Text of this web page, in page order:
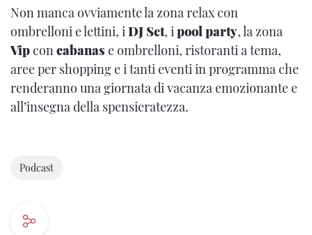
Non manca ovviamente la zona relax con
ombrelloni e lettini, iDJ Set, ipool party, la zona
Vipconcabanas e ombrelloni, ristoranti a tema,
aree per shopping e i tanti eventi in programma che
renderanno una giornata di vacanza emozionante e
all’insegna della spensieratezza.
Podcast